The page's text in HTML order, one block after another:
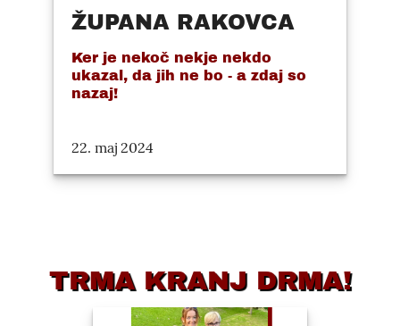
ŽUPANA RAKOVCA
Ker je nekoč nekje nekdo
ukazal, da jih ne bo - a zdaj so
nazaj!
22. maj 2024
TRMA KRANJ DRMA!